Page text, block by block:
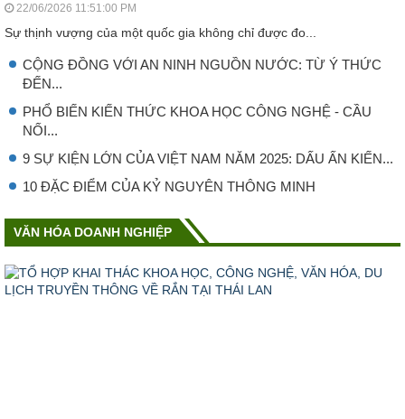
22/06/2026 11:51:00 PM
Sự thịnh vượng của một quốc gia không chỉ được đo...
CỘNG ĐỒNG VỚI AN NINH NGUỒN NƯỚC: TỪ Ý THỨC
ĐẾN...
PHỔ BIẾN KIẾN THỨC KHOA HỌC CÔNG NGHỆ - CẦU
NỐI...
9 SỰ KIỆN LỚN CỦA VIỆT NAM NĂM 2025: DẤU ẤN KIẾN...
10 ĐẶC ĐIỂM CỦA KỶ NGUYÊN THÔNG MINH
VĂN HÓA DOANH NGHIỆP